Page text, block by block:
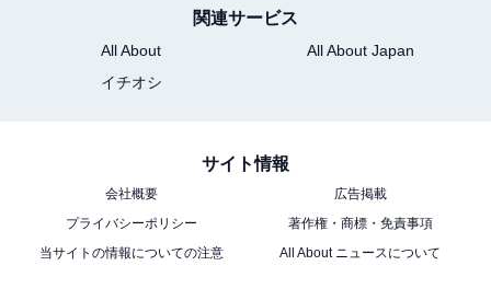
REGZA レグザ テレビ 32S25R (32インチ / ハイビジョン
テレビ/液晶/クリア音声/ダブルチューナー/裏番組録画 /
関連サービス
All About
All About Japan
イチオシ
サイト情報
会社概要
広告掲載
プライバシーポリシー
著作権・商標・免責事項
当サイトの情報についての注意
All About ニュースについて